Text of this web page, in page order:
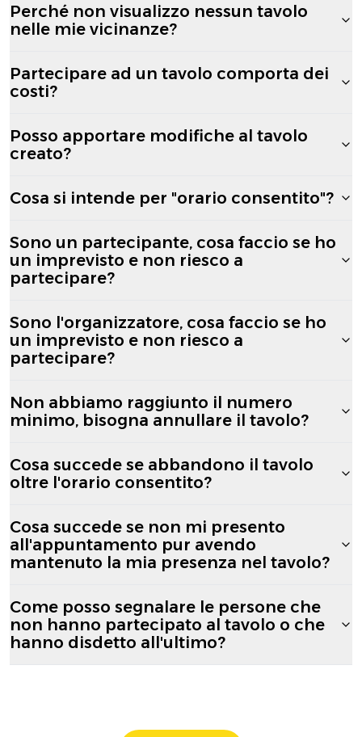
Perché non visualizzo nessun tavolo
nelle mie vicinanze?
Partecipare ad un tavolo comporta dei
costi?
Posso apportare modifiche al tavolo
creato?
Cosa si intende per "orario consentito"?
Sono un partecipante, cosa faccio se ho
un imprevisto e non riesco a
partecipare?
Sono l'organizzatore, cosa faccio se ho
un imprevisto e non riesco a
partecipare?
Non abbiamo raggiunto il numero
minimo, bisogna annullare il tavolo?
Cosa succede se abbandono il tavolo
oltre l'orario consentito?
Cosa succede se non mi presento
all'appuntamento pur avendo
mantenuto la mia presenza nel tavolo?
Come posso segnalare le persone che
non hanno partecipato al tavolo o che
hanno disdetto all'ultimo?